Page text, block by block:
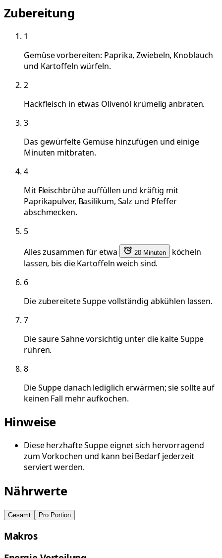
Zubereitung
1
Gemüse vorbereiten: Paprika, Zwiebeln, Knoblauch
und Kartoffeln würfeln.
2
Hackfleisch in etwas Olivenöl krümelig anbraten.
3
Das gewürfelte Gemüse hinzufügen und einige
Minuten mitbraten.
4
Mit Fleischbrühe auffüllen und kräftig mit
Paprikapulver, Basilikum, Salz und Pfeffer
abschmecken.
5
Alles zusammen für etwa
20 Minuten
köcheln
lassen, bis die Kartoffeln weich sind.
6
Die zubereitete Suppe vollständig abkühlen lassen.
7
Die saure Sahne vorsichtig unter die kalte Suppe
rühren.
8
Die Suppe danach lediglich erwärmen; sie sollte auf
keinen Fall mehr aufkochen.
Hinweise
Diese herzhafte Suppe eignet sich hervorragend
zum Vorkochen und kann bei Bedarf jederzeit
serviert werden.
Nährwerte
Gesamt Pro Portion
Makros